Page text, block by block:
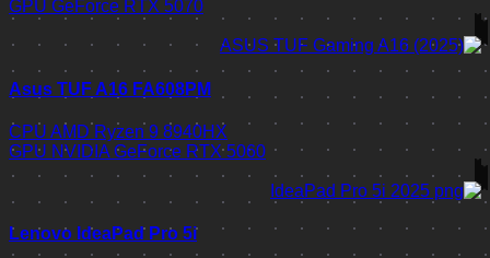
GPU GeForce RTX 5070
Asus TUF A16 FA608PM
CPU AMD Ryzen 9 8940HX
GPU NVIDIA GeForce RTX 5060
Lenovo IdeaPad Pro 5i